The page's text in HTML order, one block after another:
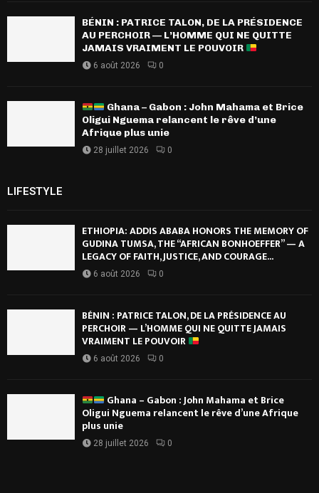
BÉNIN : PATRICE TALON, DE LA PRÉSIDENCE
AU PERCHOIR — L’HOMME QUI NE QUITTE
JAMAIS VRAIMENT LE POUVOIR
6 août 2026 0
Ghana – Gabon : John Mahama et Brice
Oligui Nguema relancent le rêve d’une
Afrique plus unie
28 juillet 2026 0
LIFESTYLE
ETHIOPIA: ADDIS ABABA HONORS THE MEMORY OF
GUDINA TUMSA, THE “AFRICAN BONHOEFFER” — A
LEGACY OF FAITH, JUSTICE, AND COURAGE...
6 août 2026 0
BÉNIN : PATRICE TALON, DE LA PRÉSIDENCE AU
PERCHOIR — L’HOMME QUI NE QUITTE JAMAIS
VRAIMENT LE POUVOIR
6 août 2026 0
Ghana – Gabon : John Mahama et Brice
Oligui Nguema relancent le rêve d’une Afrique
plus unie
28 juillet 2026 0